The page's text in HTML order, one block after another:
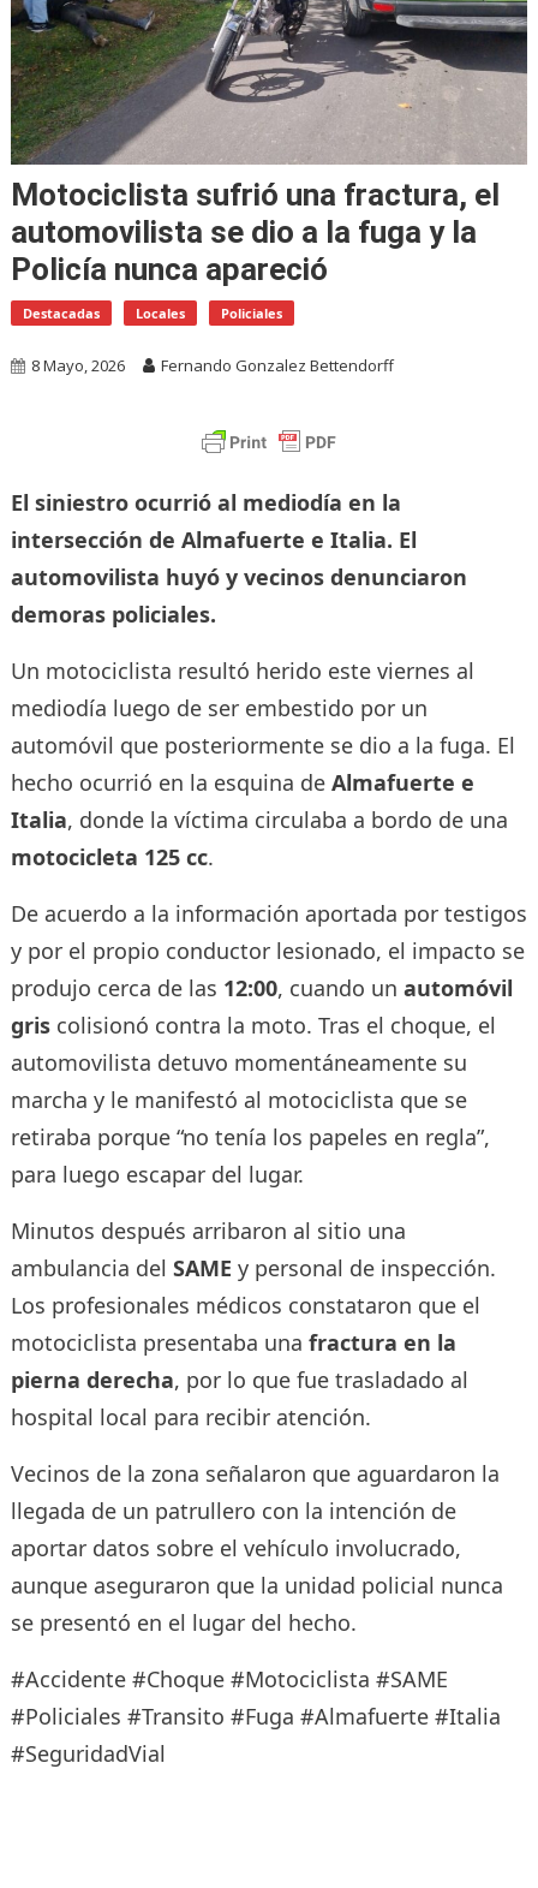
Motociclista sufrió una fractura, el
automovilista se dio a la fuga y la
Policía nunca apareció
Destacadas Locales Policiales
8 Mayo, 2026 Fernando Gonzalez Bettendorff
El siniestro ocurrió al mediodía en la
intersección de Almafuerte e Italia. El
automovilista huyó y vecinos denunciaron
demoras policiales.
Un motociclista resultó herido este viernes al
mediodía luego de ser embestido por un
automóvil que posteriormente se dio a la fuga. El
hecho ocurrió en la esquina de Almafuerte e
Italia, donde la víctima circulaba a bordo de una
motocicleta 125 cc.
De acuerdo a la información aportada por testigos
y por el propio conductor lesionado, el impacto se
produjo cerca de las 12:00, cuando un automóvil
griscolisionó contra la moto. Tras el choque, el
automovilista detuvo momentáneamente su
marcha y le manifestó al motociclista que se
retiraba porque “no tenía los papeles en regla”,
para luego escapar del lugar.
Minutos después arribaron al sitio una
ambulancia del SAME y personal de inspección.
Los profesionales médicos constataron que el
motociclista presentaba una fractura en la
pierna derecha, por lo que fue trasladado al
hospital local para recibir atención.
Vecinos de la zona señalaron que aguardaron la
llegada de un patrullero con la intención de
aportar datos sobre el vehículo involucrado,
aunque aseguraron que la unidad policial nunca
se presentó en el lugar del hecho.
#Accidente #Choque #Motociclista #SAME
#Policiales #Transito #Fuga #Almafuerte #Italia
#SeguridadVial